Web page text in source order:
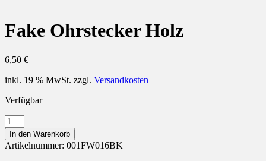
Fake Ohrstecker Holz
6,50 €
inkl. 19 % MwSt. zzgl. Versandkosten
Verfügbar
Fake
Ohrstecker
Holz
Menge
In den Warenkorb
Artikelnummer: 001FW016BK